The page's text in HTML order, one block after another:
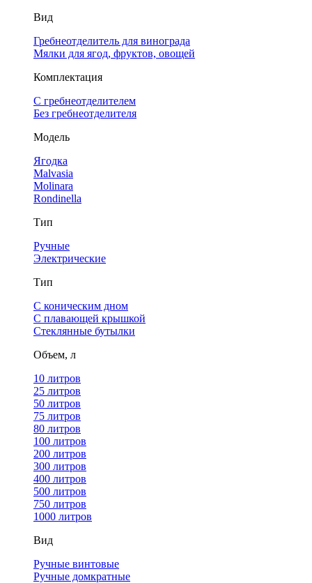
Вид
Гребнеотделитель для винограда
Мялки для ягод, фруктов, овощей
Комплектация
С гребнеотделителем
Без гребнеотделителя
Модель
Ягодка
Malvasia
Molinara
Rondinella
Тип
Ручные
Электрические
Тип
С коническим дном
С плавающей крышкой
Стеклянные бутылки
Объем, л
10 литров
25 литров
50 литров
75 литров
80 литров
100 литров
200 литров
300 литров
400 литров
500 литров
750 литров
1000 литров
Вид
Ручные винтовые
Ручные домкратные